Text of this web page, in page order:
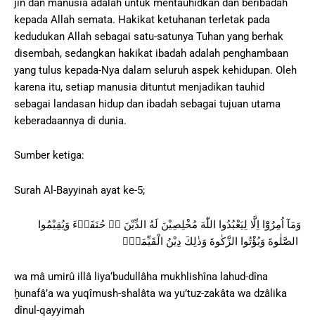
jin dan manusia adalah untuk mentauhidkan dan beribadah
kepada Allah semata. Hakikat ketuhanan terletak pada
kedudukan Allah sebagai satu-satunya Tuhan yang berhak
disembah, sedangkan hakikat ibadah adalah penghambaan
yang tulus kepada-Nya dalam seluruh aspek kehidupan. Oleh
karena itu, setiap manusia dituntut menjadikan tauhid
sebagai landasan hidup dan ibadah sebagai tujuan utama
keberadaannya di dunia.
Sumber ketiga:
Surah Al-Bayyinah ayat ke-5;
وَمَآ اُمِرُوْٓا اِلَّا لِيَعْبُدُوا اللّٰهَ مُخْلِصِيْنَ لَهُ الدِّيْنَ ەۙ حُنَفَاۤءَ وَيُقِيْمُوا
wa mâ umirû illâ liya‘budullâha mukhlishîna lahud-dîna
ḫunafâ’a wa yuqîmush-shalâta wa yu’tuz-zakâta wa dzâlika
dînul-qayyimah